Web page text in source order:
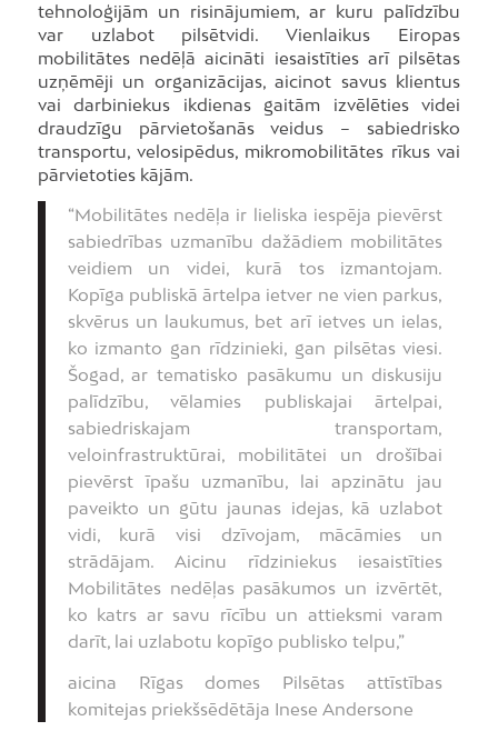
tehnoloģijām un risinājumiem, ar kuru palīdzību
var uzlabot pilsētvidi. Vienlaikus Eiropas
mobilitātes nedēļā aicināti iesaistīties arī pilsētas
uzņēmēji un organizācijas, aicinot savus klientus
vai darbiniekus ikdienas gaitām izvēlēties videi
draudzīgu pārvietošanās veidus – sabiedrisko
transportu, velosipēdus, mikromobilitātes rīkus vai
pārvietoties kājām.
“Mobilitātes nedēļa ir lieliska iespēja pievērst
sabiedrības uzmanību dažādiem mobilitātes
veidiem un videi, kurā tos izmantojam.
Kopīga publiskā ārtelpa ietver ne vien parkus,
skvērus un laukumus, bet arī ietves un ielas,
ko izmanto gan rīdzinieki, gan pilsētas viesi.
Šogad, ar tematisko pasākumu un diskusiju
palīdzību, vēlamies publiskajai ārtelpai,
sabiedriskajam transportam,
veloinfrastruktūrai, mobilitātei un drošībai
pievērst īpašu uzmanību, lai apzinātu jau
paveikto un gūtu jaunas idejas, kā uzlabot
vidi, kurā visi dzīvojam, mācāmies un
strādājam. Aicinu rīdziniekus iesaistīties
Mobilitātes nedēļas pasākumos un izvērtēt,
ko katrs ar savu rīcību un attieksmi varam
darīt, lai uzlabotu kopīgo publisko telpu,”
aicina Rīgas domes Pilsētas attīstības
komitejas priekšsēdētāja Inese Andersone